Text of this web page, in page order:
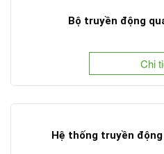
Bộ truyền động
Chi
Hệ thống truyền